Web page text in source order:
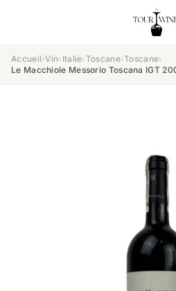
Accueil›Vin› Italie›Toscane›Toscane›
Le Macchiole Messorio Toscana IGT